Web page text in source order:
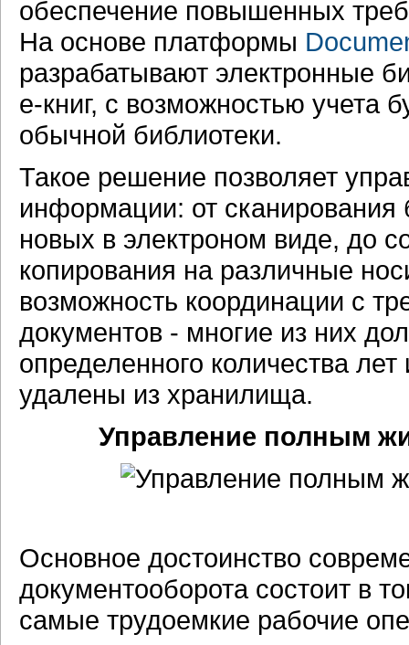
обеспечение повышенных
На основе платформы
разрабатывают электронные
е-книг, с возможностью учета
обычной библиотеки.
Такое решение позволяет
информации: от сканирования
новых в электроном виде, до
копирования на различные
возможность координации с
документов - многие из них
определенного количества
удалены из хранилища.
Управление полным
Основное достоинство
документооборота состоит в
самые трудоемкие рабочие